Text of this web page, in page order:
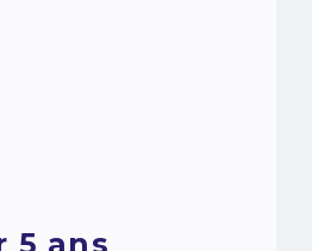
5 ans